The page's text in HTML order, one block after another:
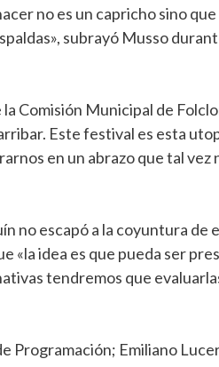
no es un capricho sino
subrayó Musso
Comisión Municipal de
Este festival es esta
en un abrazo que tal vez
no escapó a la coyuntura de
«la idea es que pueda ser
tendremos que
Programación; Emiliano